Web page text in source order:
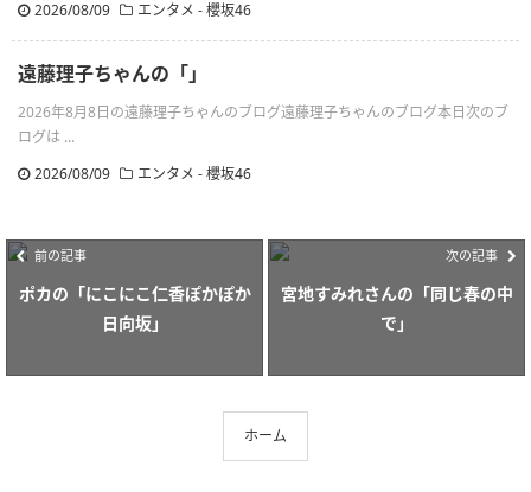
2026/08/09
エンタメ - 櫻坂46
遠藤理子ちゃんの「」
2026年8月8日の遠藤理子ちゃんのブログ遠藤理子ちゃんのブログ本日次のブ
ログは ...
2026/08/09
エンタメ - 櫻坂46
前の記事
ポカの「にこにこ仁香ぽかぽか
日向坂」
次の記事
宮地すみれさんの「同じ春の中
で」
ホーム